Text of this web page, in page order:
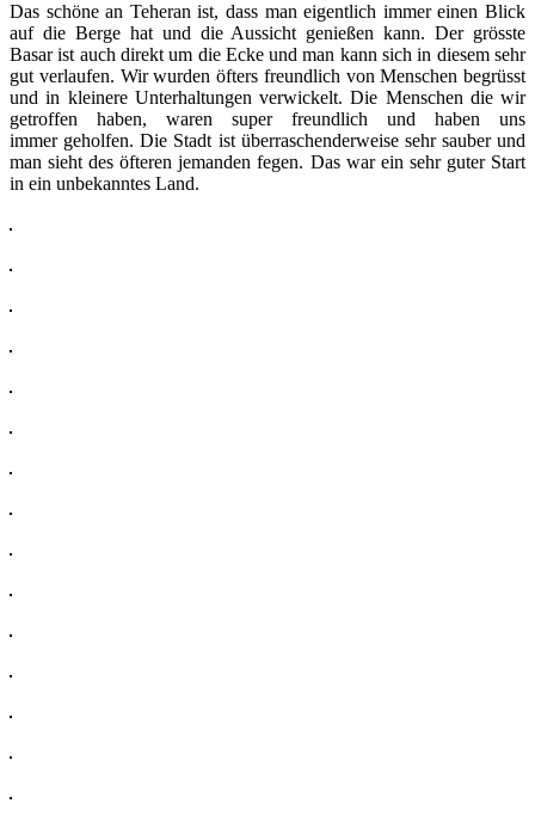
Das schöne an Teheran ist, dass man eigentlich immer einen Blick
auf die Berge hat und die Aussicht genießen kann. Der grösste
Basar ist auch direkt um die Ecke und man kann sich in diesem sehr
gut verlaufen. Wir wurden öfters freundlich von Menschen begrüsst
und in kleinere Unterhaltungen verwickelt. Die Menschen die wir
getroffen haben, waren super freundlich und haben uns
immer geholfen. Die Stadt ist überraschenderweise sehr sauber und
man sieht des öfteren jemanden fegen. Das war ein sehr guter Start
in ein unbekanntes Land.